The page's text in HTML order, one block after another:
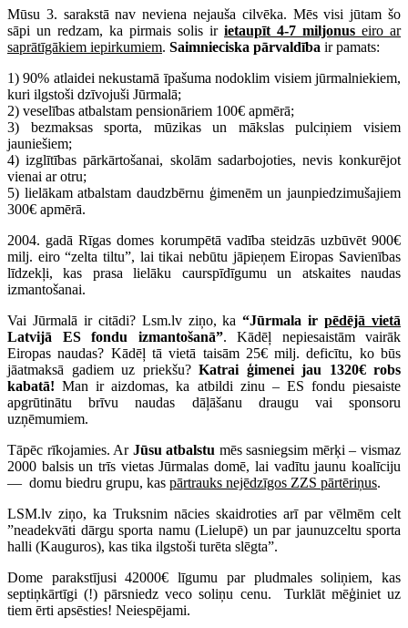
Mūsu 3. sarakstā nav neviena nejauša cilvēka. Mēs visi jūtam šo
sāpi un redzam, ka pirmais solis ir ietaupīt 4-7 miljonus eiro ar
saprātīgākiem iepirkumiem. Saimnieciska pārvaldība ir pamats:
1) 90% atlaidei nekustamā īpašuma nodoklim visiem jūrmalniekiem,
kuri ilgstoši dzīvojuši Jūrmalā;
2) veselības atbalstam pensionāriem 100€ apmērā;
3) bezmaksas sporta, mūzikas un mākslas pulciņiem visiem
jauniešiem;
4) izglītības pārkārtošanai, skolām sadarbojoties, nevis konkurējot
vienai ar otru;
5) lielākam atbalstam daudzbērnu ģimenēm un jaunpiedzimušajiem
300€ apmērā.
2004. gadā Rīgas domes korumpētā vadība steidzās uzbūvēt 900€
milj. eiro “zelta tiltu”, lai tikai nebūtu jāpieņem Eiropas Savienības
līdzekļi, kas prasa lielāku caurspīdīgumu un atskaites naudas
izmantošanai.
Vai Jūrmalā ir citādi? Lsm.lv ziņo, ka“Jūrmala irpēdējā vietā
Latvijā ES fondu izmantošanā”. Kādēļ nepiesaistām vairāk
Eiropas naudas? Kādēļ tā vietā taisām 25€ milj. deficītu, ko būs
jāatmaksā gadiem uz priekšu? Katrai ģimenei jau 1320€ robs
kabatā! Man ir aizdomas, ka atbildi zinu – ES fondu piesaiste
apgrūtinātu brīvu naudas dāļāšanu draugu vai sponsoru
uzņēmumiem.
Tāpēc rīkojamies. Ar Jūsu atbalstu mēs sasniegsim mērķi – vismaz
2000 balsis un trīs vietas Jūrmalas domē, lai vadītu jaunu koalīciju
— domu biedru grupu, kas pārtrauks nejēdzīgos ZZS pārtēriņus.
LSM.lv ziņo, ka Truksnim nācies skaidroties arī par vēlmēm celt
”neadekvāti dārgu sporta namu (Lielupē) un par jaunuzceltu sporta
halli (Kauguros), kas tika ilgstoši turēta slēgta”.
Dome parakstījusi 42000€ līgumu par pludmales soliņiem, kas
septiņkārtīgi (!) pārsniedz veco soliņu cenu. Turklāt mēģiniet uz
tiem ērti apsēsties! Neiespējami.